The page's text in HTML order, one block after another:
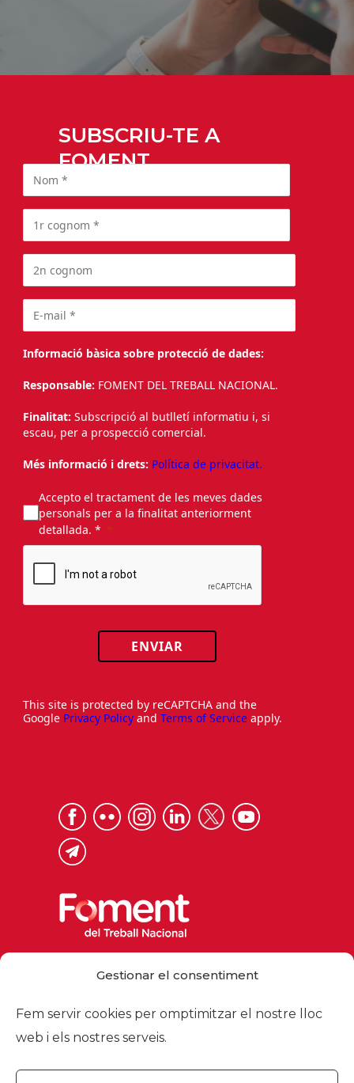
Gestionar el consentiment
Fem servir cookies per omptimitzar el nostre lloc
web i els nostres serveis.
SUBSCRIU-TE A
FOMENT
Informació bàsica sobre protecció de dades:
Responsable: FOMENT DEL TREBALL NACIONAL.
Finalitat: Subscripció al butlletí informatiu i, si
escau, per a prospecció comercial.
Més informació i drets: Política de privacitat.
Accepto el tractament de les meves dades
personals per a la finalitat anteriorment
detallada. *
ENVIAR
This site is protected by reCAPTCHA and the
Google Privacy Policy and Terms of Service apply.
foment@foment.com